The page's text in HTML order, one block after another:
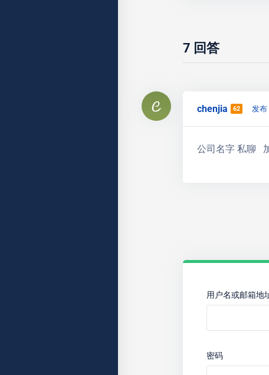
7 回答
chenjia 62 发布
公司名字 私聊
用户名或邮箱地
密码